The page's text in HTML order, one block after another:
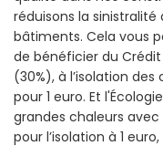
réduisons la sinistralité
bâtiments. Cela vous
de bénéficier du
(30%), à l’isolation des
pour 1 euro. Et
grandes chaleurs avec !
pour l’isolation à 1